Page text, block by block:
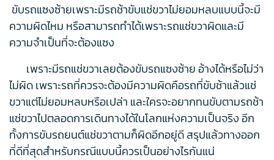
ขับรถแซงซ้ายเพราะมีรถช้าขับแช่ขวาไม่ยอมหลบแบบนี้จะมี
ความผิดไหม หรือสามารถทำได้เพราะรถแช่ขวาผิดและมี
ความจำเป็นที่จะต้องแซง
เพราะมีรถแช่ขวาเลยต้องขับรถแซงซ้าย อ้างได้หรือไม่ว่า
ไม่ผิด เพราะรถที่ควรจะต้องมีความผิดคือรถที่ขับช้าแล้วแช่
ขวาแต่ไม่ยอมหลบหรือเปล่า และใครจะอยากทนขับตามรถช้า
แช่ขวาไปตลอดการเดินทางได้ในโลกแห่งความเป็นจริง อีก
ทั้งการขับรถยนต์แช่ขวาตามก็ผิดอีกอยู่ดี สรุปแล้วทางออก
ที่ดีที่สุดสำหรับกรณีแบบนี้ควรเป็นอย่างไรกันแน่